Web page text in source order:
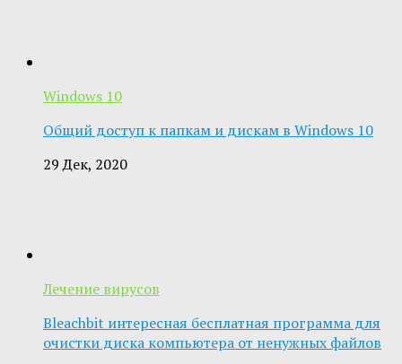
Windows 10
Общий доступ к папкам и дискам в Windows 10
29 Дек, 2020
Лечение вирусов
Bleachbit интересная бесплатная программа для
очистки диска компьютера от ненужных файлов